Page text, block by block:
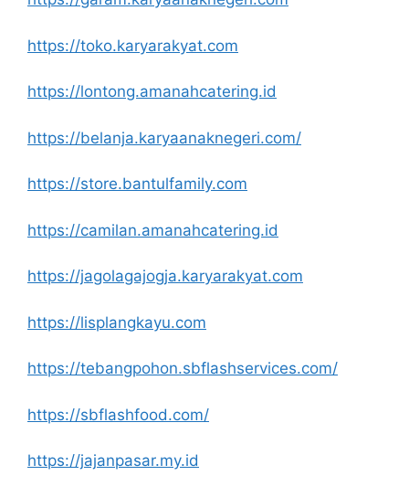
https://toko.karyarakyat.com
https://lontong.amanahcatering.id
https://belanja.karyaanaknegeri.com/
https://store.bantulfamily.com
https://camilan.amanahcatering.id
https://jagolagajogja.karyarakyat.com
https://lisplangkayu.com
https://tebangpohon.sbflashservices.com/
https://sbflashfood.com/
https://jajanpasar.my.id